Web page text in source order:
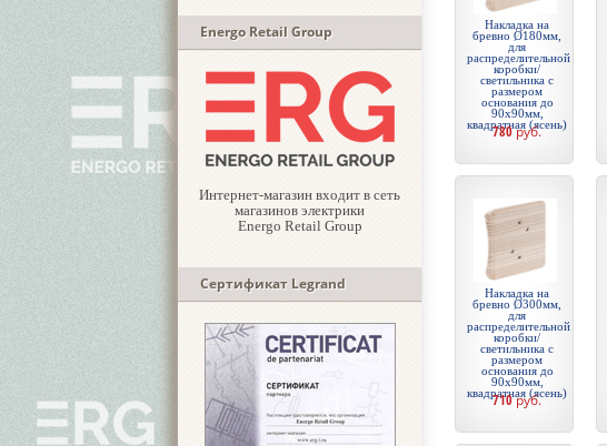
Energo Retail Group
Интернет-магазин входит в сеть
магазинов электрики
Energo Retail Group
Сертификат Legrand
Накладка на
бревно Ø180мм,
для
распределительной
коробки/
светильника с
размером
основания до
90х90мм,
квадратная (ясень)
780руб.
Накладка на
бревно Ø300мм,
для
распределительной
коробки/
светильника с
размером
основания до
90х90мм,
квадратная (ясень)
710руб.